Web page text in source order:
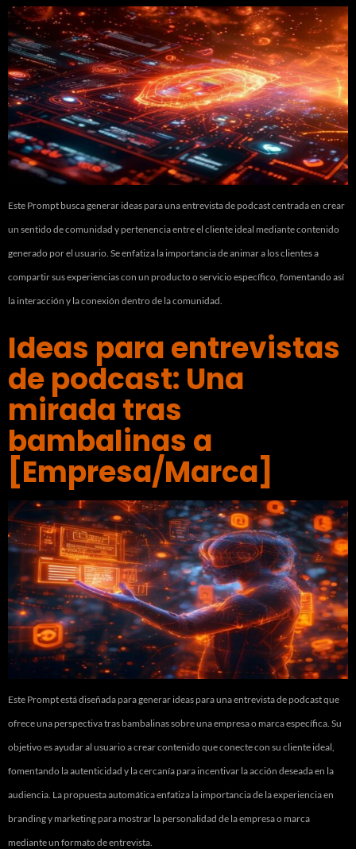
Este Prompt busca generar ideas para una entrevista de podcast centrada en crear
un sentido de comunidad y pertenencia entre el cliente ideal mediante contenido
generado por el usuario. Se enfatiza la importancia de animar a los clientes a
compartir sus experiencias con un producto o servicio específico, fomentando así
la interacción y la conexión dentro de la comunidad.
Ideas para entrevistas
de podcast: Una
mirada tras
bambalinas a
[Empresa/Marca]
Este Prompt está diseñada para generar ideas para una entrevista de podcast que
ofrece una perspectiva tras bambalinas sobre una empresa o marca específica. Su
objetivo es ayudar al usuario a crear contenido que conecte con su cliente ideal,
fomentando la autenticidad y la cercanía para incentivar la acción deseada en la
audiencia. La propuesta automática enfatiza la importancia de la experiencia en
branding y marketing para mostrar la personalidad de la empresa o marca
mediante un formato de entrevista.